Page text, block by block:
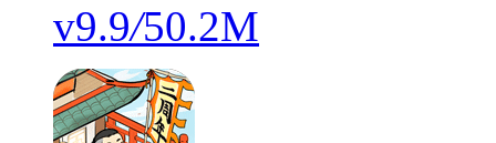
v9.9/50.2M